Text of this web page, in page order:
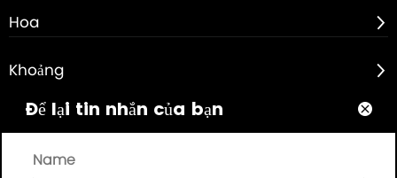
Hoa 
Khoảng 
Liên kết nhanh
Để lại tin nhắn của bạn 